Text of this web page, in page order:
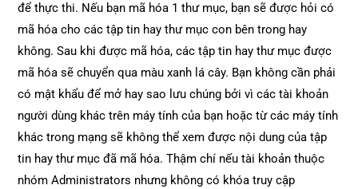
để thực thi. Nếu bạn mã hóa 1 thư mục, bạn sẽ được hỏi có
mã hóa cho các tập tin hay thư mục con bên trong hay
không. Sau khi được mã hóa, các tập tin hay thư mục được
mã hóa sẽ chuyển qua màu xanh lá cây. Bạn không cần phải
có mật khẩu để mở hay sao lưu chúng bởi vì các tài khoản
người dùng khác trên máy tính của bạn hoặc từ các máy tính
khác trong mạng sẽ không thể xem được nội dung của tập
tin hay thư mục đã mã hóa. Thậm chí nếu tài khoản thuộc
nhóm Administrators nhưng không có khóa truy cập